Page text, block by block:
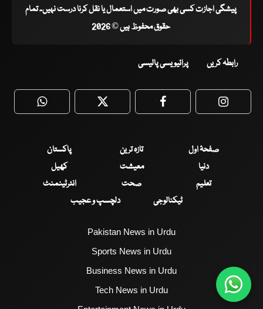
پیشگی اجازت کسی بھی صورت میں استعمال یا نقل کرنا درست نہیں۔ تمام
حقوق محفوظ ہیں © 2026
رابطہ کریں پرائیویسی پالیسی
WhatsApp Twitter Facebook
صفحۂ اول تازہ ترین
پاکستان
دنیا
معیشت
کھیل
تعلیم
صحت
انٹرٹینمنٹ
ٹیکنالوجی
دلچسپ و عجیب
Pakistan News in Urdu
Sports News in Urdu
Business News in Urdu
Tech News in Urdu